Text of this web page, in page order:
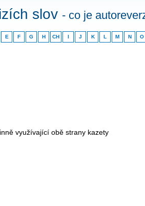
slov - co je
E F G H CH I J K L M N O
využívající obě strany kazety